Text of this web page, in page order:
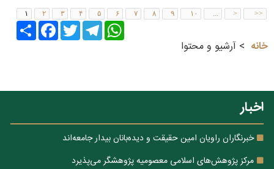
۱ ۲ ۳ ۴ ۵ ۶ ۷ ۸ ۹ ۱۰ ... > >>
Share
FacebookTwitter
Telegram
WhatsApp
خانه
آرشیو و محتوا
اخبار
خبرنگاران راویان امین حقیقت و دیده‌بانان بیدار جامعه‌اند
مرکز پژوهش‌های اسلامی معصومیه پژوهشگر می‌پذیرد